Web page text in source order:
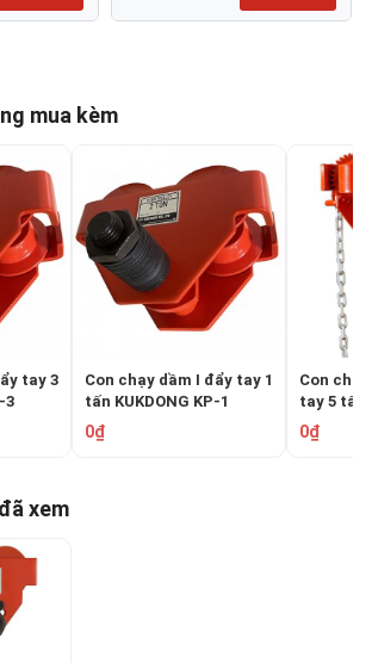
mua kèm
tay 3
3
Con chạy dầm I đẩy tay 1
tấn KUKDONG KP-1
0₫
Con
tay 5 tấn
0₫
xem